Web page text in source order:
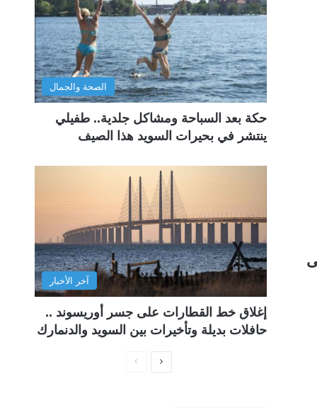
الصحة والجمال
حكة بعد السباحة ومشاكل جلدية.. طفيلي
ينتشر في بحيرات السويد هذا الصيف
آخر الأخبار
إغلاق خط القطارات على جسر أوريسوند ..
حافلات بديلة وتأخيرات بين السويد والدنمارك